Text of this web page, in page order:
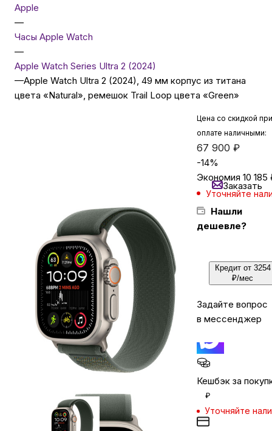
ТВ и проекторы
Бытовая техника
Сумки и чемоданы
Для дома и дачи
LEGO
Для домашних питомцев
Умный дом и безопасность
Автомобильные аксессуары
Сервисный центр Apple в Самаре
Apple
—
Часы Apple Watch
—
Apple Watch Series Ultra 2 (2024)
—Apple Watch Ultra 2 (2024), 49 мм корпус из титана
цвета «Natural», ремешок Trail Loop цвета «Green»
Цена со скидкой при
оплате наличными:
67 900 ₽
-14%
Экономия 10 185
Уточняйте
Нашли
дешевле?
Заказать
Кредит от 3254
₽/мес
Задайте вопрос
в мессенджер
Кешбэк за
₽
Уточняйте